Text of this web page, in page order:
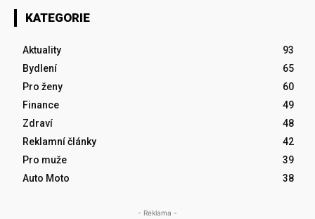
KATEGORIE
Aktuality
93
Bydlení
65
Pro ženy
60
Finance
49
Zdraví
48
Reklamní články
42
Pro muže
39
Auto Moto
38
- Reklama -